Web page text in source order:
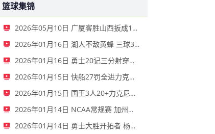
篮球集锦
2026年05月10日 广厦客胜山西扳成1-1 胡金秋17+11 迪亚洛关键上篮不中
2026年01月16日 湖人不敌黄蜂 三球30+11&9记三分 东契奇39分 詹姆斯29+9+6
2026年01月16日 勇士20记三分射穿尼克斯！库里27+7 巴特勒32+8 穆迪三分9中7
2026年01月15日 快船27罚全进力克奇才迎来4连胜 哈登22+5+8 伦纳德33分4断
2026年01月15日 国王3人20+力克尼克斯 德罗赞里程碑 威少11助 布伦森伤退
2026年01月14日 NCAA常规赛 加州圣玛丽大学 82 - 68 旧金山大学 全场集锦
2026年01月14日 勇士大胜开拓者 杨瀚森3分2板 巴特勒16+6+5 库里9中2送11助